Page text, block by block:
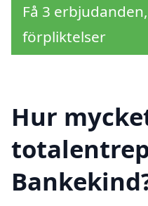
Få 3
förpliktelser
Hur